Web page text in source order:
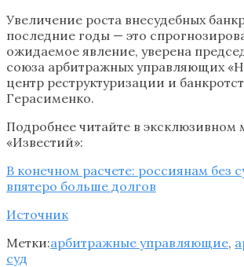
Увеличение роста внесудебных
последние годы — это
ожидаемое явление, уверена
союза арбитражных управляющих
центр реструктуризации и
Герасименко.
Подробнее читайте в эксклюзивном
«Известий»:
В конечном расчете: россиянам без
впятеро больше долгов
Источник
Метки:арбитражные управляющие,
суд